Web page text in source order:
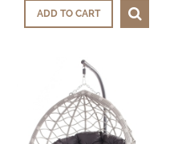
ADD TO CART